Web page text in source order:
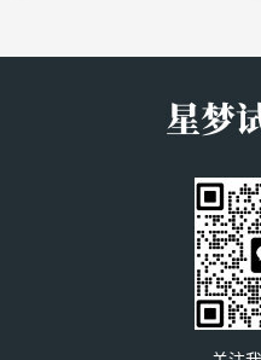
重要途径，2019年，试管